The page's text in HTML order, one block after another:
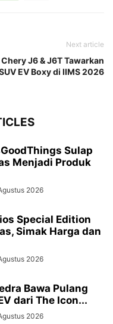
Next article
Chery J6 & J6T Tawarkan
EV Boxy di IIMS 2026
Sulap
Menjadi Produk
2026
Special Edition
Simak Harga dan
2026
Bawa Pulang
dari The Icon...
2026